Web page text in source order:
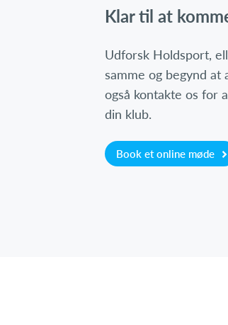
Klar til at
Udforsk Holdsport,
samme og begynd
også kontakte os for
din klub.
Book et online møde